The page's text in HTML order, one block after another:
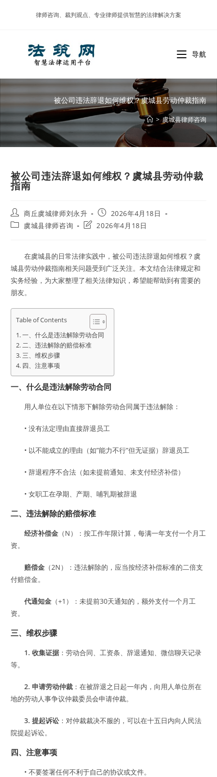
律师咨询、裁判观点、专业律师提供智慧的法律解决方案
导航
被公司违法辞退如何维权？虞城县劳动仲裁指南
> 虞城县律师咨询
被公司违法辞退如何维权？虞城县劳动仲裁
指南
Post
author:
商丘虞城律师刘永升
Post
published:
2026年4月18日
Post虞城县律师咨询
Post2026年4月18日
在虞城县的日常法律实践中，被公司违法辞退如何维权？虞
城县劳动仲裁指南相关问题受到广泛关注。本文结合法律规定和
实务经验，为大家整理了相关法律知识，希望能帮助到有需要的
朋友。
Table of Contents
一、什么是违法解除劳动合同
二、违法解除的赔偿标准
三、维权步骤
四、注意事项
一、什么是违法解除劳动合同
用人单位在以下情形下解除劳动合同属于违法解除：
• 没有法定理由直接辞退员工
• 以不能成立的理由（如”能力不行”但无证据）辞退员工
• 辞退程序不合法（如未提前通知、未支付经济补偿）
• 女职工在孕期、产期、哺乳期被辞退
二、违法解除的赔偿标准
经济补偿金 （N）：按工作年限计算，每满一年支付一个月工
资。
赔偿金 （2N）：违法解除的，应当按经济补偿标准的二倍支
付赔偿金。
代通知金 （+1）：未提前30天通知的，额外支付一个月工
资。
三、维权步骤
1. 收集证据 ：劳动合同、工资条、辞退通知、微信聊天记录
等。
2. 申请劳动仲裁 ：在被辞退之日起一年内，向用人单位所在
地的劳动人事争议仲裁委员会申请仲裁。
3. 提起诉讼 ：对仲裁裁决不服的，可以在十五日内向人民法
院提起诉讼。
四、注意事项
• 不要签署任何不利于自己的协议或文件。